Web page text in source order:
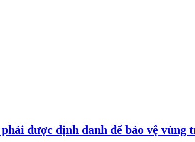
được định danh để bảo vệ vùng